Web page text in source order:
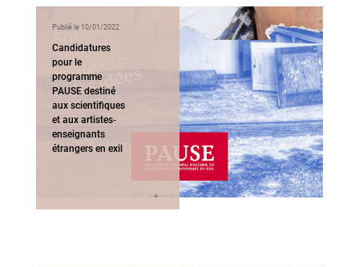
Publié le 10/01/2022
Candidatures
pour le
programme
PAUSE destiné
aux scientifiques
et aux artistes-
enseignants
étrangers en exil